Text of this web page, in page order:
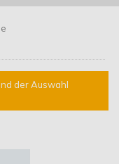
der Auswahl